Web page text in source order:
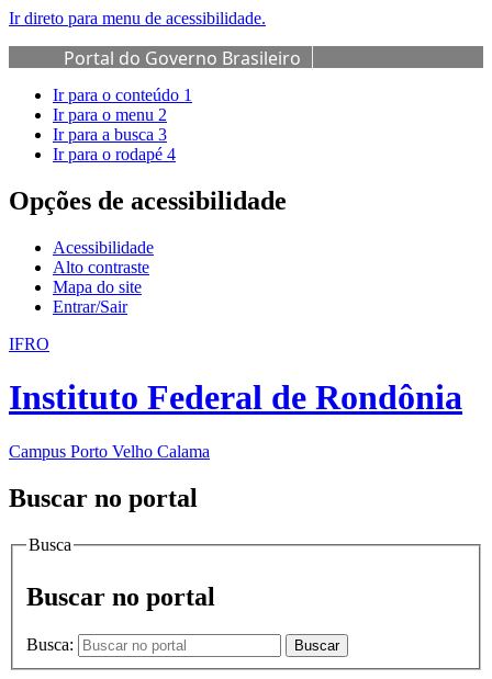
Ir direto para menu de acessibilidade.
Portal do Governo Brasileiro
Ir para o conteúdo 1
Ir para o menu 2
Ir para a busca 3
Ir para o rodapé 4
Opções de acessibilidade
Acessibilidade
Alto contraste
Mapa do site
Entrar/Sair
IFRO
Instituto Federal de Rondônia
Campus Porto Velho Calama
Buscar no portal
Busca
Buscar no portal
Busca: Buscar